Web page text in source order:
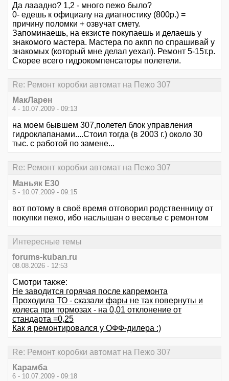
Да лааадно? 1,2 - много пежо было?
0- едешь к официалу на диагностику (800р.) =
причину поломки + озвучат смету.
Запоминаешь, на екзисте покупаешь и делаешь у
знакомого мастера. Мастера по акпп по спрашивай у
знакомых (который мне делал уехал). Ремонт 5-15т.р.
Скорее всего гидрокомпенсаторы полетели.
Re: Ремонт коробки автомат на Пежо 307
МакЛарен
4 - 10.07.2009 - 09:13
на моем бывшем 307,полетел блок управления
гидроклапанами....Стоил тогда (в 2003 г.) около 30
тыс. с работой по замене...
Re: Ремонт коробки автомат на Пежо 307
Маньяк E30
5 - 10.07.2009 - 09:15
вот потому в своё время отговорил родственницу от
покупки пежо, ибо наслышан о веселье с ремонтом
Интересные темы
forums-kuban.ru
08.08.2026 - 12:53
Смотри также:
Не заводится горячая после капремонта
Проходила ТО - сказали фары не так повернуты и
колеса при тормозах - на 0,01 отклонение от
стандарта =0,25
Как я ремонтировался у ОФФ-дилера :)
Re: Ремонт коробки автомат на Пежо 307
Карамба
6 - 10.07.2009 - 09:18